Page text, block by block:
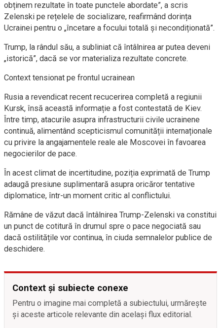
obținem rezultate în toate punctele abordate”, a scris
Zelenski pe rețelele de socializare, reafirmând dorința
Ucrainei pentru o „încetare a focului totală și necondiționată”.
Trump, la rândul său, a subliniat că întâlnirea ar putea deveni
„istorică”, dacă se vor materializa rezultate concrete.
Context tensionat pe frontul ucrainean
Rusia a revendicat recent recucerirea completă a regiunii
Kursk, însă această informație a fost contestată de Kiev.
Între timp, atacurile asupra infrastructurii civile ucrainene
continuă, alimentând scepticismul comunității internaționale
cu privire la angajamentele reale ale Moscovei în favoarea
negocierilor de pace.
În acest climat de incertitudine, poziția exprimată de Trump
adaugă presiune suplimentară asupra oricăror tentative
diplomatice, într-un moment critic al conflictului.
Rămâne de văzut dacă întâlnirea Trump-Zelenski va constitui
un punct de cotitură în drumul spre o pace negociată sau
dacă ostilitățile vor continua, în ciuda semnalelor publice de
deschidere.
Context și subiecte conexe
Pentru o imagine mai completă a subiectului, urmărește
și aceste articole relevante din același flux editorial.